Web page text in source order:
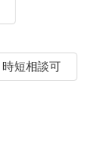
短相談可